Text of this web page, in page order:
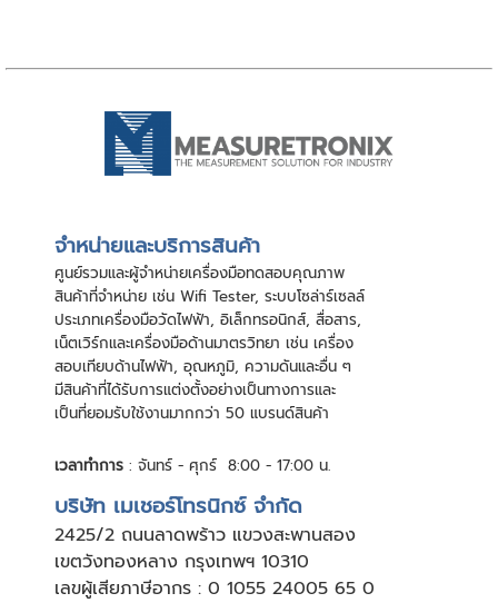
จําหน่ายและบริการสินค้า
ศูนย์รวมและผู้จําหน่ายเครื่องมือทดสอบคุณภาพ
สินค้าที่จําหน่าย เช่น Wifi Tester, ระบบโซล่าร์เซลล์
ประเภทเครื่องมือวัดไฟฟ้า, อิเล็กทรอนิกส์, สื่อสาร,
เน็ตเวิร์กและเครื่องมือด้านมาตรวิทยา เช่น เครื่อง
สอบเทียบด้านไฟฟ้า, อุณหภูมิ, ความดันและอื่น ๆ
มีสินค้าที่ได้รับการแต่งตั้งอย่างเป็นทางการและ
เป็นที่ยอมรับใช้งานมากกว่า 50 แบรนด์สินค้า
เวลาทำการ : จันทร์ - ศุกร์ 8:00 - 17:00 น.
บริษัท เมเชอร์โทรนิกซ์ จำกัด
2425/2 ถนนลาดพร้าว แขวงสะพานสอง
เขตวังทองหลาง กรุงเทพฯ 10310
เลขผู้เสียภาษีอากร : 0 1055 24005 65 0